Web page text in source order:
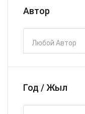
Автор
Любой Автор
Год / Жыл